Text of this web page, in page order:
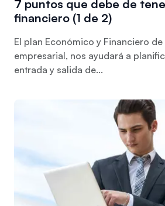
7 puntos que debe de
financiero (1 de 2)
El plan Económico y Financiero
empresarial, nos ayudará a
entrada y salida de...